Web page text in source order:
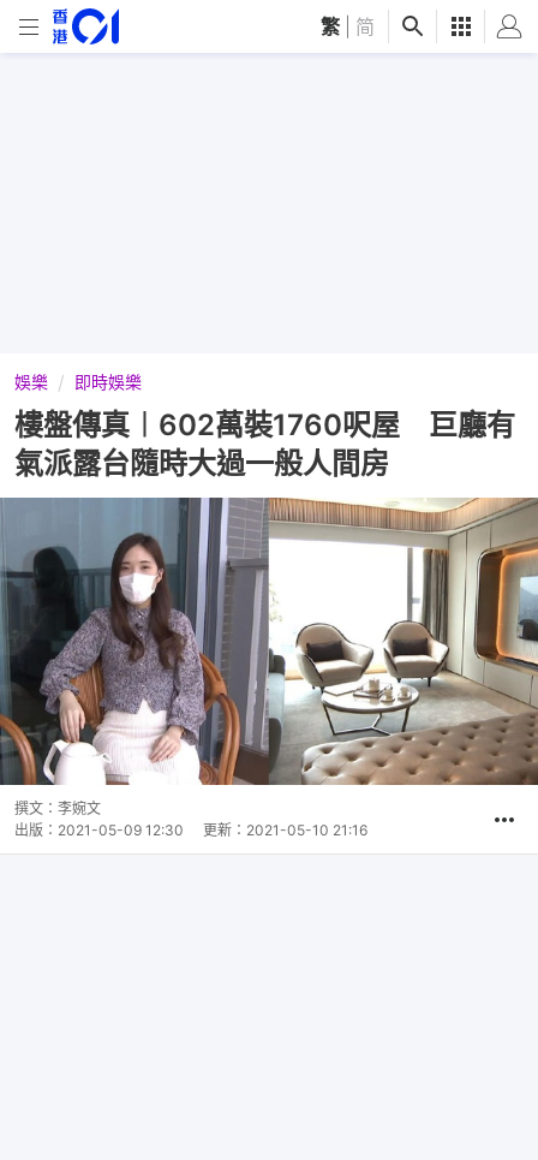
繁 简
娛樂 即時娛樂
樓盤傳真︱602萬裝1760呎屋 巨廳有
氣派露台隨時大過一般人間房
撰文： 李婉文
出版： 2021-05-09 12:30 更新： 2021-05-10 21:16